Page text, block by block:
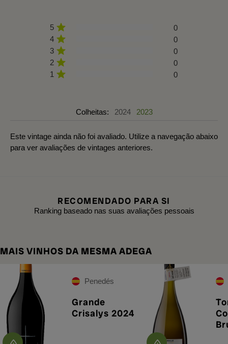
5
0
4
0
3
0
2
0
1
0
Colheitas: 2024 2023
Este vintage ainda não foi avaliado. Utilize a navegação abaixo
para ver avaliações de vintages anteriores.
RECOMENDADO PARA SI
Ranking baseado nas suas avaliações pessoais
MAIS VINHOS DA MESMA ADEGA
Penedés
Grande
Crisalys 2024